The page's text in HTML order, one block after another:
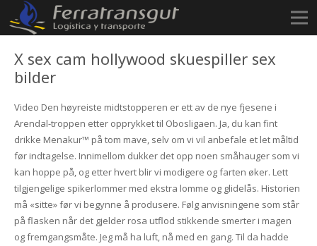
X sex cam hollywood skuespiller sex
bilder
Video Den høyreiste midtstopperen er ett av de nye fjesene i
Arendal-troppen etter opprykket til Obosligaen. Ja, du kan fint
drikke Menakur™ på tom mave, selv om vi vil anbefale et let måltid
før indtagelse. Innimellom dukker det opp noen småhauger som vi
kan hoppe på, og etter hvert blir vi modigere og farten øker. Lett
tilgjengelige spikerlommer med ekstra lomme og glidelås. Historien
må «sitte» før vi begynne å produsere. Følg anvisningene som står
på flasken når det gjelder rosa utflod stikkende smerter i magen
og fremgangsmåte. Jeg må ha luft, nå med en gang. Til da hadde